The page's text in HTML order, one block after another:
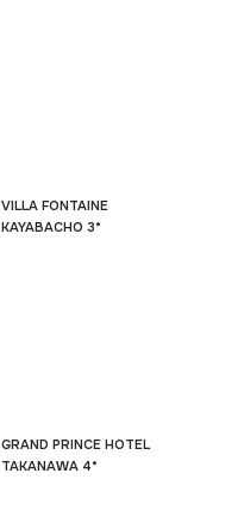
VILLA FONTAINE
KAYABACHO 3*
GRAND PRINCE HOTEL
TAKANAWA 4*